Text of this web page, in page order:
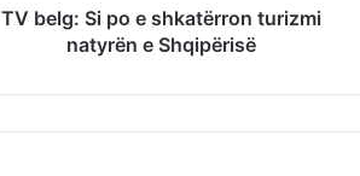
TV belg: Si po e shkatërron turizmi
natyrën e Shqipërisë